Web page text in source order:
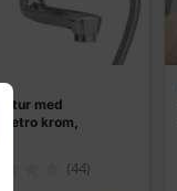
med
retro krom,
(44)